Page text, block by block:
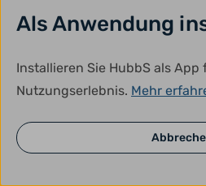
Als Anwendung
Installieren Sie HubbS als App
Nutzungserlebnis. Mehr
Über unsKontaktImpressum